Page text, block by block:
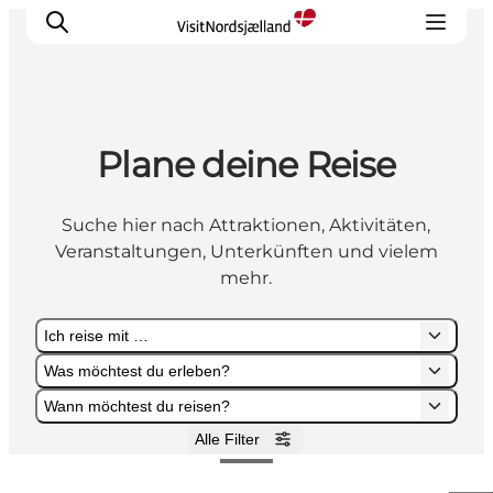
Highlights
Erlebnisse
Geschmack
Reiseplanung
Plane deine Reise
Suche hier nach Attraktionen, Aktivitäten,
Veranstaltungen, Unterkünften und vielem
mehr.
Ich reise mit …
Was möchtest du erleben?
Wann möchtest du reisen?
Alle Filter